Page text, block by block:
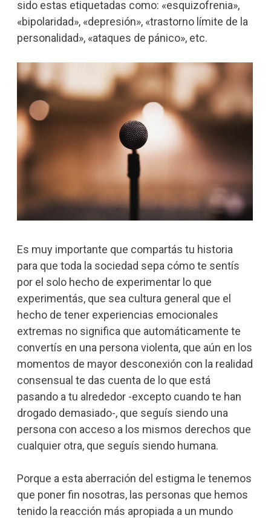
sido estas etiquetadas como: «esquizofrenia»,
«bipolaridad», «depresión», «trastorno límite de la
personalidad», «ataques de pánico», etc.
Es muy importante que compartás tu historia
para que toda la sociedad sepa cómo te sentís
por el solo hecho de experimentar lo que
experimentás, que sea cultura general que el
hecho de tener experiencias emocionales
extremas no significa que automáticamente te
convertís en una persona violenta, que aún en los
momentos de mayor desconexión con la realidad
consensual te das cuenta de lo que está
pasando a tu alrededor -excepto cuando te han
drogado demasiado-, que seguís siendo una
persona con acceso a los mismos derechos que
cualquier otra, que seguís siendo humana.
Porque a esta aberración del estigma le tenemos
que poner fin nosotras, las personas que hemos
tenido la reacción más apropiada a un mundo